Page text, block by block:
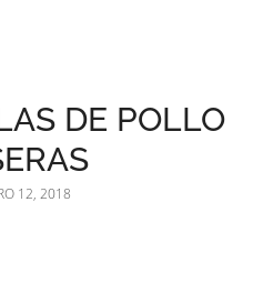
DE POLLO
12, 2018